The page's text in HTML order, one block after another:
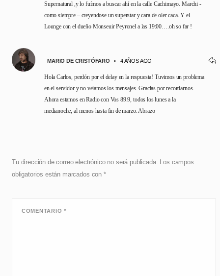
Supernatural ,y lo fuímos a buscar ahí en la calle Cachimayo. Marchi -
como siempre – creyendose un superstar y cara de oler caca. Y el
Lounge con el dueño Monseuir Peyronel a las 19:00….oh so far !
MARIO DE CRISTÓFARO • 4 AÑOS AGO
Hola Carlos, perdón por el delay en la respuesta! Tuvimos un problema
en el servidor y no veíamos los mensajes. Gracias por recordarnos.
Ahora estamos en Radio con Vos 89.9, todos los lunes a la
medianoche, al menos hasta fin de marzo. Abrazo
Tu dirección de correo electrónico no será publicada. Los campos
obligatorios están marcados con *
COMENTARIO*